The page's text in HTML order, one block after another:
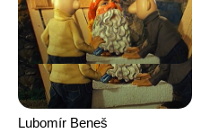
Lubomír Beneš